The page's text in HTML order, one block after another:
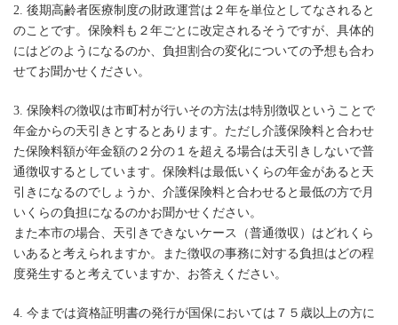
2. 後期高齢者医療制度の財政運営は２年を単位としてなされると
のことです。保険料も２年ごとに改定されるそうですが、具体的
にはどのようになるのか、負担割合の変化についての予想も合わ
せてお聞かせください。
3. 保険料の徴収は市町村が行いその方法は特別徴収ということで
年金からの天引きとするとあります。ただし介護保険料と合わせ
た保険料額が年金額の２分の１を超える場合は天引きしないで普
通徴収するとしています。保険料は最低いくらの年金があると天
引きになるのでしょうか、介護保険料と合わせると最低の方で月
いくらの負担になるのかお聞かせください。
また本市の場合、天引きできないケース（普通徴収）はどれくら
いあると考えられますか。また徴収の事務に対する負担はどの程
度発生すると考えていますか、お答えください。
4. 今までは資格証明書の発行が国保においては７５歳以上の方に